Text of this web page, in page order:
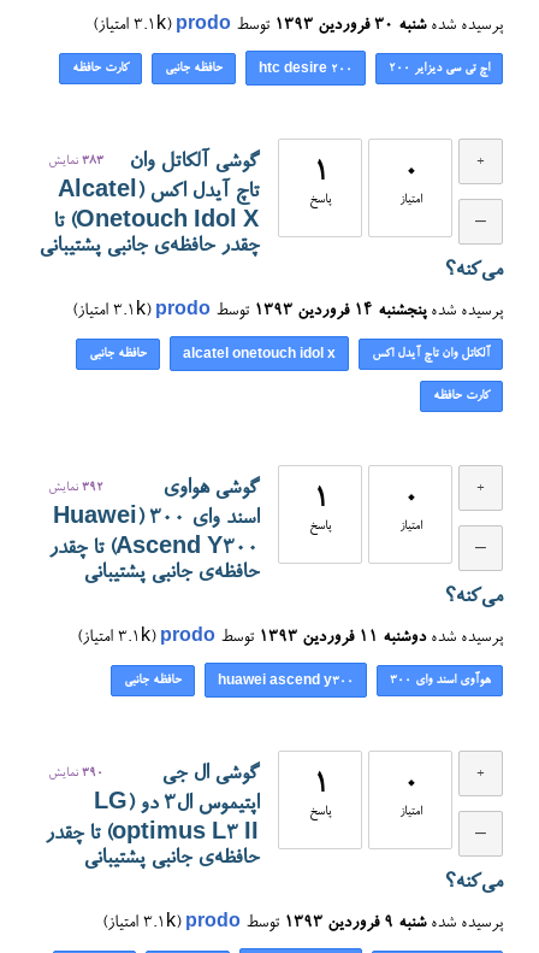
پرسیده شده شنبه ۳۰ فروردین ۱۳۹۳ توسط prodo
(
3.1k امتیاز)
اچ تی سی دیزایر ۲۰۰ htc desire 200 حافظه جانبی کارت حافظه
0
امتیاز
1
پاسخ
383 نمایش
گوشی آلکاتل وان
تاچ آیدل اکس (Alcatel
Onetouch Idol X) تا
چقدر حافظه‌ی جانبی پشتیبانی
می‌کنه؟
پرسیده شده پنجشنبه ۱۴ فروردین ۱۳۹۳ توسط prodo
(
3.1k امتیاز)
آلکاتل وان تاچ آیدل اکس alcatel onetouch idol x حافظه جانبی
کارت حافظه
0
امتیاز
1
پاسخ
392 نمایش
گوشی هواوی
اسند وای ۳۰۰ (Huawei
Ascend Y300) تا چقدر
حافظه‌ی جانبی پشتیبانی
می‌کنه؟
پرسیده شده دوشنبه ۱۱ فروردین ۱۳۹۳ توسط prodo
(
3.1k امتیاز)
هوآوی اسند وای ۳۰۰ huawei ascend y300 حافظه جانبی
0
امتیاز
1
پاسخ
390 نمایش
گوشی ال جی
اپتیموس ال۳ دو (LG
optimus L3 II) تا چقدر
حافظه‌ی جانبی پشتیبانی
می‌کنه؟
پرسیده شده شنبه ۹ فروردین ۱۳۹۳ توسط prodo
(
3.1k امتیاز)